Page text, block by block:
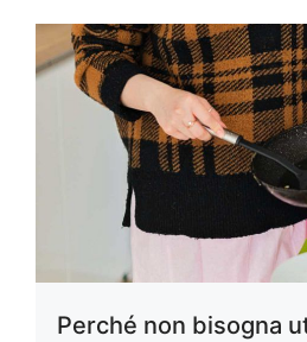
Perché non bisogna